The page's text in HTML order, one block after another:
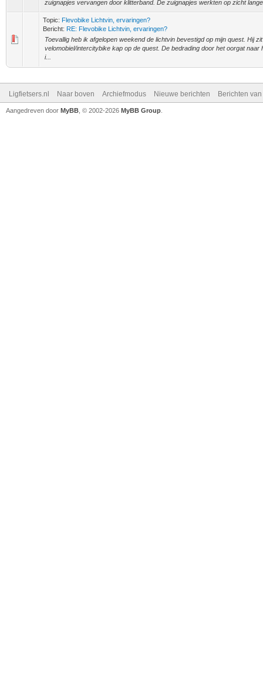
zuignapjes vervangen door klitterband. De zuignapjes werkten op zicht
Topic: Flevobike Lichtvin, ervaringen?
Bericht: RE: Flevobike Lichtvin, ervaringen?
Toevallig heb ik afgelopen weekend de lichtvin bevestigd op mijn quest. Hij
velomobiel/intercitybike kap op de quest. De bedrading door het oorgat naar
i...
Ligfietsers.nl Naar boven Archiefmodus Nieuwe berichten Berichten
Aangedreven door MyBB , © 2002-2026 MyBB Group